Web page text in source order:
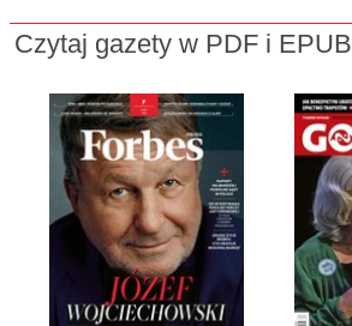
Czytaj gazety w PDF i EPUB